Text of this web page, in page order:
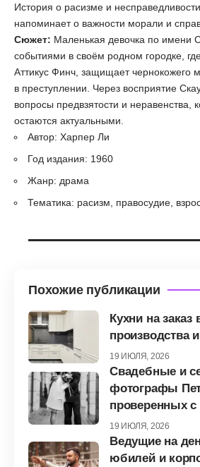
История о расизме и
напоминает о важности морали и
Сюжет: Маленькая девочка по имени
событиями в своём родном городке,
Аттикус Финч, защищает чернокожего
в преступлении. Через восприятие
вопросы предвзятости и неравенства,
остаются актуальными.
Автор: Харпер Ли
Год издания: 1960
Жанр: драма
Тематика: расизм, правосудие,
Похожие публикации
Кухни на заказ
производства
19 ИЮЛЯ, 2026
Свадебные и
фотографы
проверенных
19 ИЮЛЯ, 2026
Ведущие на
юбилей и